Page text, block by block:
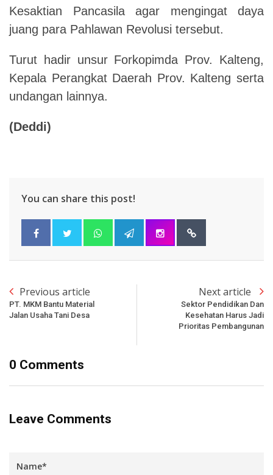
Kesaktian Pancasila agar mengingat daya
juang para Pahlawan Revolusi tersebut.
Turut hadir unsur Forkopimda Prov. Kalteng,
Kepala Perangkat Daerah Prov. Kalteng serta
undangan lainnya.
(Deddi)
You can share this post!
Previous article
PT. MKM Bantu Material
Jalan Usaha Tani Desa
Next article
Sektor Pendidikan Dan
Kesehatan Harus Jadi
Prioritas Pembangunan
0 Comments
Leave Comments